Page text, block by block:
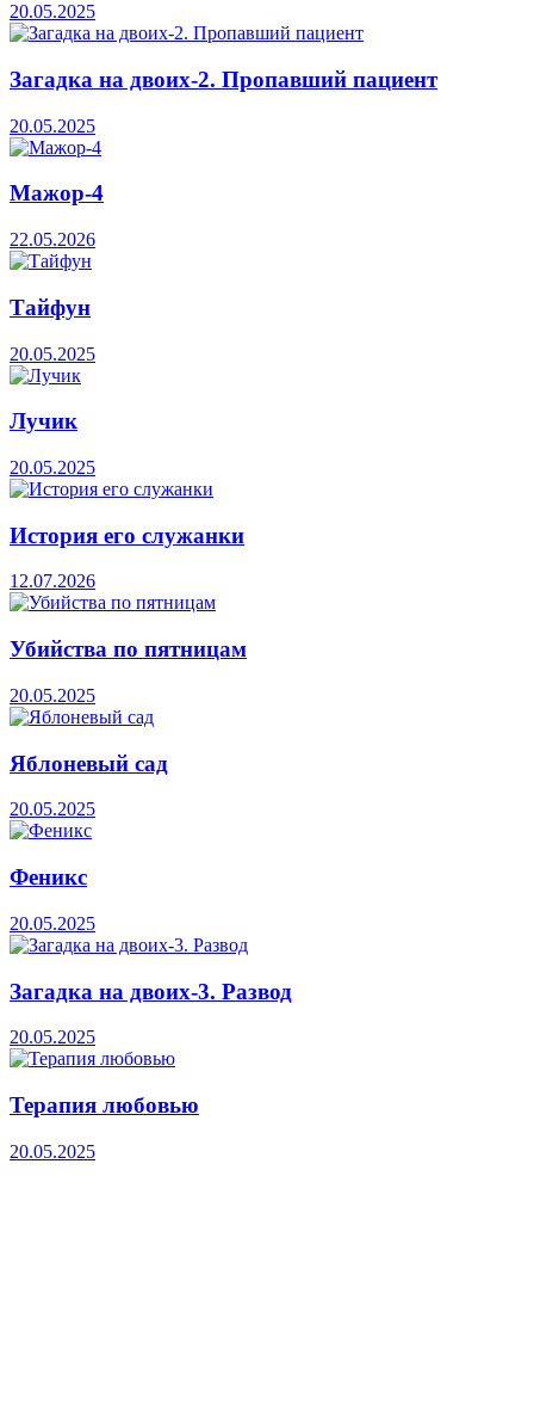
20.05.2025
Загадка на двоих-2. Пропавший пациент
20.05.2025
Мажор-4
22.05.2026
Тайфун
20.05.2025
Лучик
20.05.2025
История его служанки
12.07.2026
Убийства по пятницам
20.05.2025
Яблоневый сад
20.05.2025
Феникс
20.05.2025
Загадка на двоих-3. Развод
20.05.2025
Терапия любовью
20.05.2025